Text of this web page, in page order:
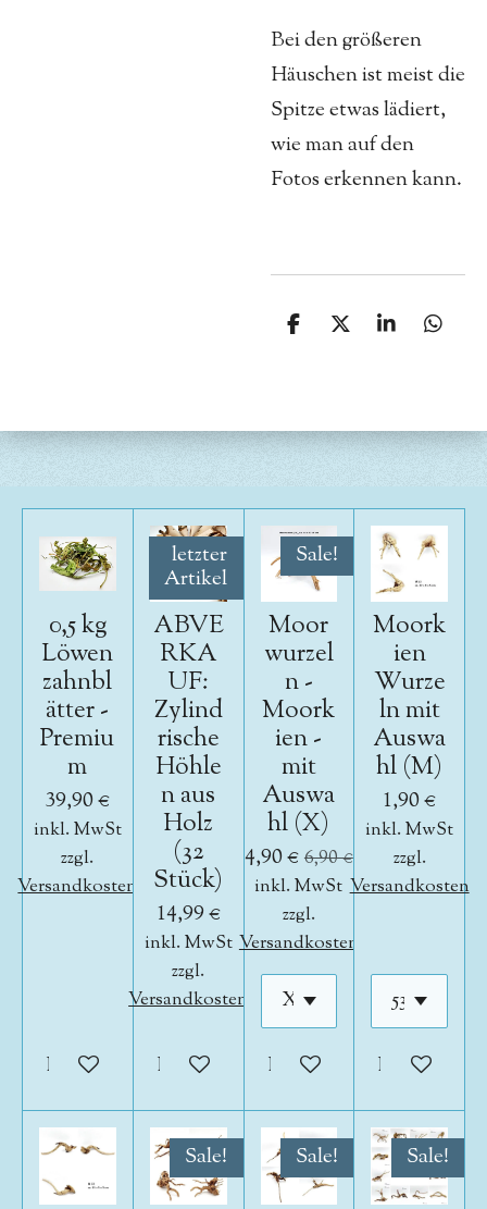
Bei den größeren
Häuschen ist meist die
Spitze etwas lädiert,
wie man auf den
Fotos erkennen kann.
T
n
T
n
T
n
T
n
0,5 kg
Löwen
zahnbl
ätter -
Premiu
m
39,90 €
inkl. MwSt
zzgl.
Versandkosten
In den Warenkorb
letzter
Artikel
ABVE
RKA
UF:
Zylind
rische
Höhle
n aus
Holz
(32
Stück)
14,99 €
inkl. MwSt
zzgl.
Versandkosten
In den Warenkorb
Sale!
Moor
wurzel
n -
Moork
ien -
mit
Auswa
hl (X)
4,90 € 6,90 €
inkl. MwSt
zzgl.
Versandkosten
In den Warenkorb
Moork
ien
Wurze
ln mit
Auswa
hl (M)
1,90 €
inkl. MwSt
zzgl.
Versandkosten
In den
Sale! Sale! Sale!